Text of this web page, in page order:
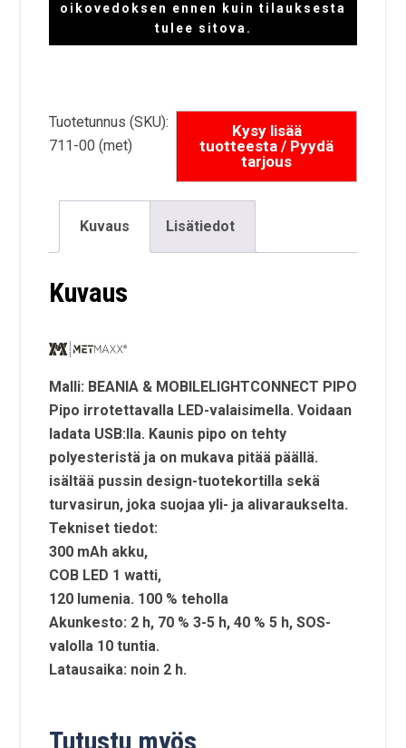
oikovedoksen ennen kuin tilauksesta
tulee sitova.
Tuotetunnus (SKU):
711-00 (met)
Kuvaus Lisätiedot
Kuvaus
Malli: BEANIA & MOBILELIGHTCONNECT PIPO
Pipo irrotettavalla LED-valaisimella. Voidaan
ladata USB:lla. Kaunis pipo on tehty
polyesteristä ja on mukava pitää päällä.
isältää pussin design-tuotekortilla sekä
turvasirun, joka suojaa yli- ja alivaraukselta.
Tekniset tiedot:
300 mAh akku,
COB LED 1 watti,
120 lumenia. 100 % teholla
Akunkesto: 2 h, 70 % 3-5 h, 40 % 5 h, SOS-
valolla 10 tuntia.
Latausaika: noin 2 h.
Tutustu myös